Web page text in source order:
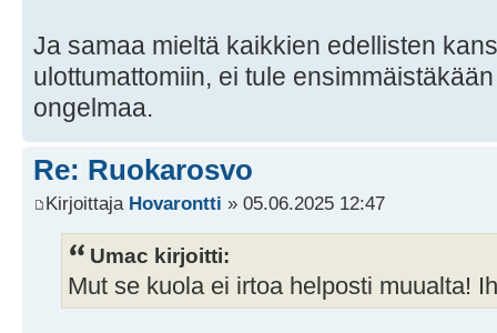
Ja samaa mieltä kaikkien edellisten
ulottumattomiin, ei tule
ongelmaa.
Re: Ruokarosvo
Kirjoittaja Hovarontti » 05.06.2025 12:47
Umac kirjoitti:
Mut se kuola ei irtoa helposti muualta!